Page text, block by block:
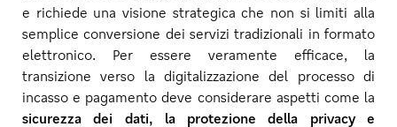
e richiede una visione strategica che non si limiti alla
semplice conversione dei servizi tradizionali in formato
elettronico. Per essere veramente efficace, la
transizione verso la digitalizzazione del processo di
incasso e pagamento deve considerare aspetti come la
sicurezza dei dati, la protezione della privacy e